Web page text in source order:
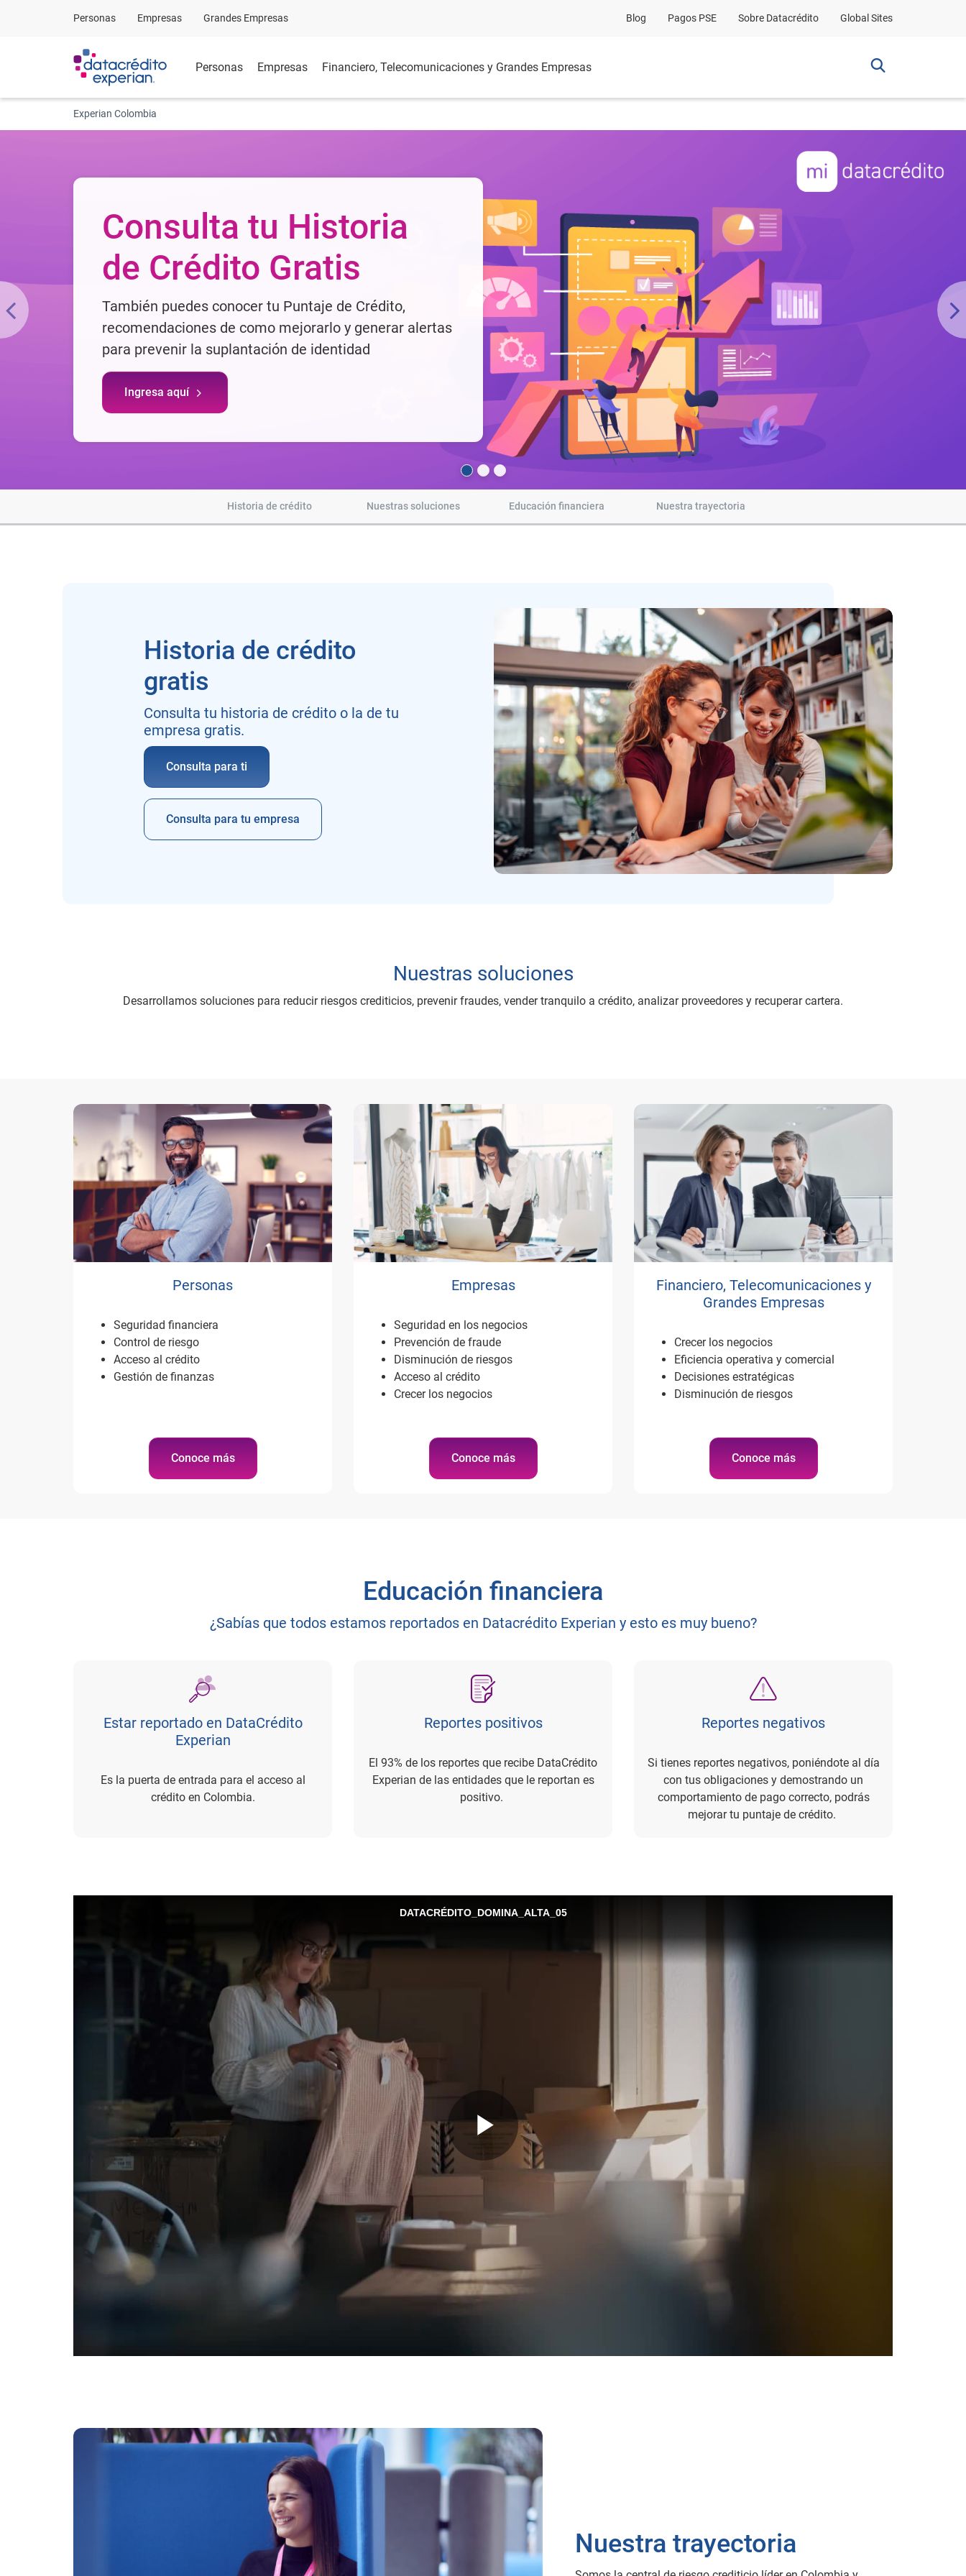
Personas Empresas Grandes Empresas Blog Pagos PSE Sobre Datacrédito Global Sites
Personas Empresas Financiero, Telecomunicaciones y Grandes Empresas
Experian Colombia
No esperes en línea
Con Datina tramita tus solicitudes de manera rápida y
Historia de crédito Nuestras soluciones Educación financiera Nuestra trayectoria
Historia de crédito
gratis
Consulta tu historia de crédito o la de tu
empresa gratis.
Consulta para ti
Consulta para tu empresa
Nuestras soluciones
Desarrollamos soluciones para reducir riesgos crediticios, prevenir fraudes, vender tranquilo a crédito, analizar proveedores y recuperar cartera.
Personas
Seguridad financiera
Control de riesgo
Acceso al crédito
Gestión de finanzas
Conoce más
Empresas
Seguridad en los negocios
Prevención de fraude
Disminución de riesgos
Acceso al crédito
Crecer los negocios
Conoce más
Financiero, Telecomunicaciones y
Grandes Empresas
Crecer los negocios
Eficiencia operativa y comercial
Decisiones estratégicas
Disminución de riesgos
Conoce más
Educación financiera
¿Sabías que todos estamos reportados en Datacrédito Experian y esto es muy bueno?
Estar reportado en DataCrédito
Experian
Es la puerta de entrada para el acceso al
crédito en Colombia.
Reportes positivos
El 93% de los reportes que recibe DataCrédito
Experian de las entidades que le reportan es
positivo.
Reportes negativos
Si tienes reportes negativos, poniéndote al día
con tus obligaciones y demostrando un
comportamiento de pago correcto, podrás
mejorar tu puntaje de crédito.
DATACRÉDITO_DOMINA_ALTA_05
Play
Video
Nuestra trayectoria